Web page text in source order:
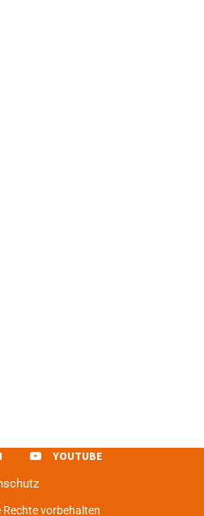
YOUTUBE
vorbehalten